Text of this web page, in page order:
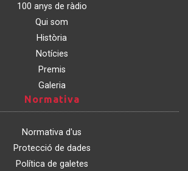
100 anys de ràdio
Qui som
Història
Notícies
Premis
Galeria
Normativa
Normativa d'us
Protecció de dades
Política de galetes